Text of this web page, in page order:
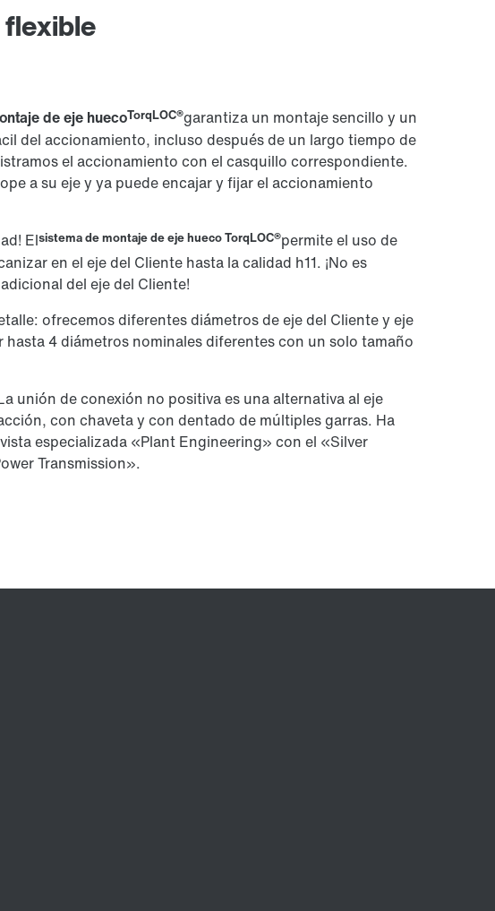
de eje huecoTorqLOC®garantiza un montaje sencillo y un
del accionamiento, incluso después de un largo tiempo de
el accionamiento con el casquillo correspondiente.
a su eje y ya puede encajar y fijar el accionamiento
Elsistema de montaje de eje hueco TorqLOC®permite el uso de
en el eje del Cliente hasta la calidad h11. ¡No es
del eje del Cliente!
ofrecemos diferentes diámetros de eje del Cliente y eje
hasta 4 diámetros nominales diferentes con un solo tamaño
unión de conexión no positiva es una alternativa al eje
con chaveta y con dentado de múltiples garras. Ha
especializada «Plant Engineering» con el «Silver
Transmission».